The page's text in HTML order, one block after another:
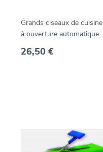
Grands ciseaux de cuisine
à ouverture automatique
26,50 €